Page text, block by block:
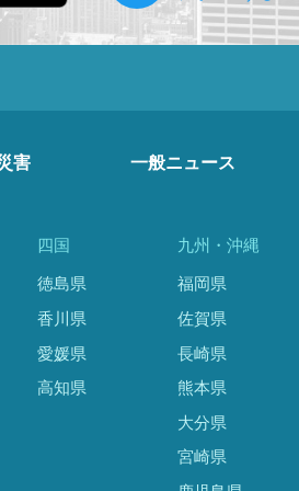
害 一般ニュース
四国
徳島県
香川県
愛媛県
高知県
九州・沖縄
福岡県
佐賀県
長崎県
熊本県
大分県
宮崎県